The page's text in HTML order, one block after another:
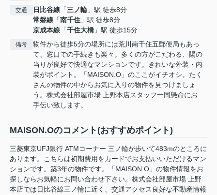
交通 日比谷線 「三ノ輪 」駅 徒歩8分
常磐線 「南千住 」駅 徒歩8分
京成本線 「千住大橋 」駅 徒歩15分
備考
物件から徒歩5分の場所には荒川南千住五郵便局もあっ
て、窓口での手続きも楽々。多くの方がこだわる、陽の
当りが良好で快適なマンションです。きれいな外装・内
装がポイント。「MAISON.O」のここがイチオシ。たく
さんの物件の中からお気に入りの物件を見つけましょ
う。株式会社部屋市場 上野本店スタッフ一同懸命にお
手伝い致します。
MAISON.Oのコメント(おすすめポイント)
三菱東京UFJ銀行 ATMコーナー 三ノ輪が歩いて483mのところに
あります。こちらは初期費用をカードでお支払いいただけるマン
ションです。築3年の物件です。「MAISON.O」の物件情報をお
探しならお気軽にお問い合わせ下さい。株式会社部屋市場 上野
本店では日比谷線三ノ輪に近く、交通アクセス良好な不動産情報